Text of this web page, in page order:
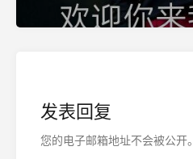
发表回复
您的电子邮箱地址不会被公开。